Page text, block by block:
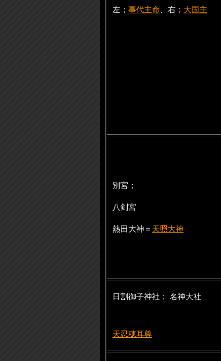
左； 事代主命 、右； 大国主
別宮；
八剣宮
熱田大神＝ 天照大神
日割御子神社； 名神大社
天忍穂耳尊